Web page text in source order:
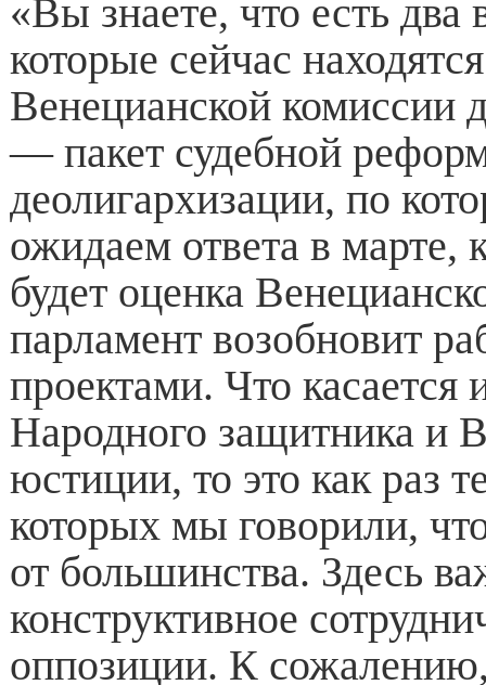
«Вы знаете, что есть два
которые сейчас
Венецианской комиссии
— пакет судебной
деолигархизации, по
ожидаем ответа в марте,
будет оценка
парламент возобновит
проектами. Что касается
Народного защитника и
юстиции, то это как раз
которых мы говорили,
от большинства. Здесь
конструктивное
оппозиции. К